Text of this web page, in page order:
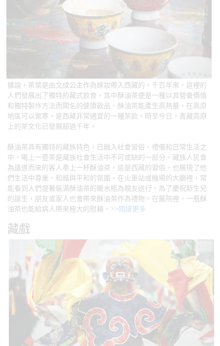
據說，茶葉是由文成公主作為嫁妝帶入西藏的。千百年來，這裡的
人們發展出了獨特的藏式飲食，其中酥油茶便是一種以其營養價值
和獨特製作方法而聞名的健康飲品。酥油茶能產生高熱量，在高原
地區可以禦寒，是西藏非常適宜的一種茶飲。時至今日，青藏高原
上的茶文化已發展超過千年。
酥油茶具有獨特的藏族特色，已融入社會習俗、禮儀和日常生活之
中。喝上一壺茶是藏族社會生活中不可或缺的一部分。藏族人民會
為遠道而來的客人奉上一杯酥油茶，這是西藏的習俗，也展現了他
們生活中尊重、和諧與平和的氛圍。在火車站或機場的大廳裡，常
能看到人們提著裝滿酥油茶的暖水瓶為親友送行。為了慶祝新生兒
的誕生，朋友或家人也會帶來酥油茶作為禮物。在醫院裡，一瓶酥
油茶也能給病人帶來極大的慰藉。 >>閱讀更多
藏戲